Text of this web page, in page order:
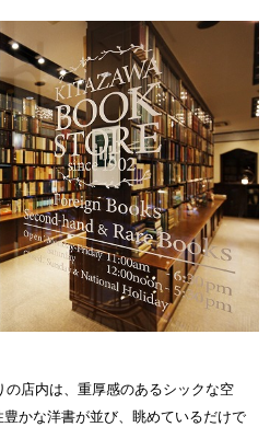
店内は、重厚感のあるシックな空
かな洋書が並び、眺めているだけで